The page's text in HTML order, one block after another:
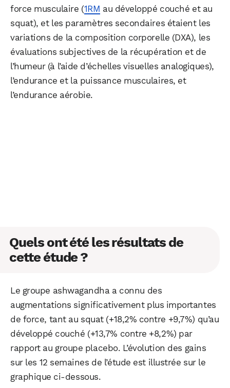
force musculaire (1RM au développé couché et au
squat), et les paramètres secondaires étaient les
variations de la composition corporelle (DXA), les
évaluations subjectives de la récupération et de
l’humeur (à l’aide d’échelles visuelles analogiques),
l’endurance et la puissance musculaires, et
l’endurance aérobie.
Quels ont été les résultats de
cette étude ?
Le groupe ashwagandha a connu des
augmentations significativement plus importantes
de force, tant au squat (+18,2% contre +9,7%) qu’au
développé couché (+13,7% contre +8,2%) par
rapport au groupe placebo. L’évolution des gains
sur les 12 semaines de l’étude est illustrée sur le
graphique ci-dessous.